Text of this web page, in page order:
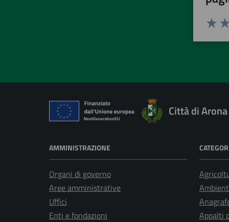
Città di Arona
AMMINISTRAZIONE
Organi di governo
Aree amministrative
Uffici
Enti e fondazioni
Appalti